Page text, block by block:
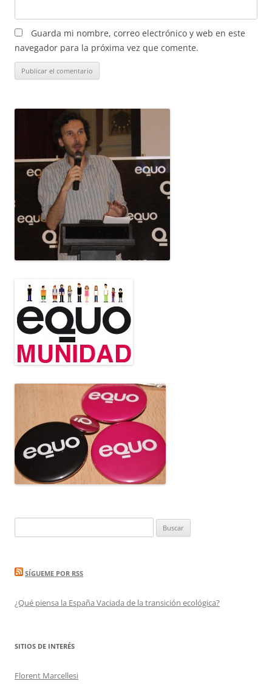
Guarda mi nombre, correo electrónico y web en este
navegador para la próxima vez que comente.
SÍGUEME POR RSS
¿Qué piensa la España Vaciada de la transición ecológica?
SITIOS DE INTERÉS
Florent Marcellesi